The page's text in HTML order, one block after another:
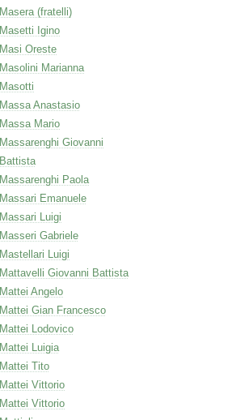
Masera (fratelli)
Masetti Igino
Masi Oreste
Masolini Marianna
Masotti
Massa Anastasio
Massa Mario
Massarenghi Giovanni
Battista
Massarenghi Paola
Massari Emanuele
Massari Luigi
Masseri Gabriele
Mastellari Luigi
Mattavelli Giovanni Battista
Mattei Angelo
Mattei Gian Francesco
Mattei Lodovico
Mattei Luigia
Mattei Tito
Mattei Vittorio
Mattei Vittorio